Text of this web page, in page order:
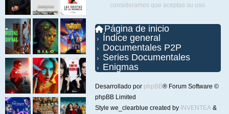
consideramos que aceptas su uso.
Página de inicio
Índice general
Documentales P2P
Series Documentales
Enigmas
Desarrollado por phpBB® Forum Software ©
phpBB Limited
Style we_clearblue created by INVENTEA &